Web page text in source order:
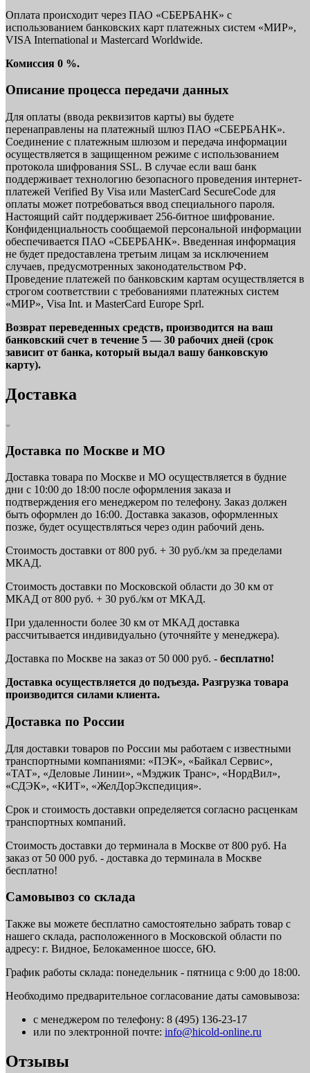
Оплата происходит через ПАО «СБЕРБАНК» с
использованием банковских карт платежных систем «МИР»,
VISA International и Mastercard Worldwide.
Комиссия 0 %.
Описание процесса передачи данных
Для оплаты (ввода реквизитов карты) вы будете
перенаправлены на платежный шлюз ПАО «СБЕРБАНК».
Соединение с платежным шлюзом и передача информации
осуществляется в защищенном режиме с использованием
протокола шифрования SSL. В случае если ваш банк
поддерживает технологию безопасного проведения интернет-
платежей Verified By Visa или MasterCard SecureCode для
оплаты может потребоваться ввод специального пароля.
Настоящий сайт поддерживает 256-битное шифрование.
Конфиденциальность сообщаемой персональной информации
обеспечивается ПАО «СБЕРБАНК». Введенная информация
не будет предоставлена третьим лицам за исключением
случаев, предусмотренных законодательством РФ.
Проведение платежей по банковским картам осуществляется в
строгом соответствии с требованиями платежных систем
«МИР», Visa Int. и MasterCard Europe Sprl.
Возврат переведенных средств, производится на ваш
банковский счет в течение 5 — 30 рабочих дней (срок
зависит от банка, который выдал вашу банковскую
карту).
Доставка
Доставка по Москве и МО
Доставка товара по Москве и МО осуществляется в будние
дни с 10:00 до 18:00 после оформления заказа и
подтверждения его менеджером по телефону. Заказ должен
быть оформлен до 16:00. Доставка заказов, оформленных
позже, будет осуществляться через один рабочий день.
Стоимость доставки от 800 руб. + 30 руб./км за пределами
МКАД.
Стоимость доставки по Московской области до 30 км от
МКАД от 800 руб. + 30 руб./км от МКАД.
При удаленности более 30 км от МКАД доставка
рассчитывается индивидуально (уточняйте у менеджера).
Доставка по Москве на заказ от 50 000 руб. - бесплатно!
Доставка осуществляется до подъезда. Разгрузка товара
производится силами клиента.
Доставка по России
Для доставки товаров по России мы работаем с известными
транспортными компаниями: «ПЭК», «Байкал Сервис»,
«ТАТ», «Деловые Линии», «Мэджик Транс», «НордВил»,
«СДЭК», «КИТ», «ЖелДорЭкспедиция».
Срок и стоимость доставки определяется согласно расценкам
транспортных компаний.
Стоимость доставки до терминала в Москве от 800 руб. На
заказ от 50 000 руб. - доставка до терминала в Москве
бесплатно!
Самовывоз со склада
Также вы можете бесплатно самостоятельно забрать товар с
нашего склада, расположенного в Московской области по
адресу: г. Видное, Белокаменное шоссе, 6Ю.
График работы склада: понедельник - пятница с 9:00 до 18:00.
Необходимо предварительное согласование даты самовывоза:
с менеджером по телефону: 8 (495) 136-23-17
или по электронной почте: info@hicold-online.ru
Отзывы